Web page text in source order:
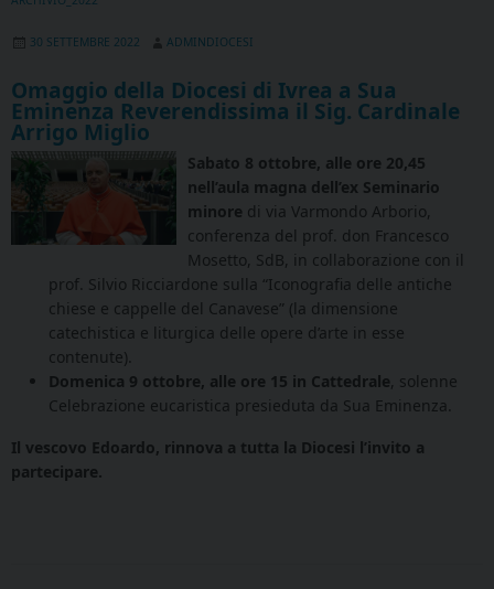
30 SETTEMBRE 2022 ADMINDIOCESI
Omaggio della Diocesi di Ivrea a Sua
Eminenza Reverendissima il Sig. Cardinale
Arrigo Miglio
Sabato 8 ottobre, alle ore 20,45
nell’aula magna dell’ex Seminario
minore di via Varmondo Arborio,
conferenza del prof. don Francesco
Mosetto, SdB, in collaborazione con il
prof. Silvio Ricciardone sulla “Iconografia delle antiche
chiese e cappelle del Canavese” (la dimensione
catechistica e liturgica delle opere d’arte in esse
contenute).
Domenica 9 ottobre, alle ore 15 in Cattedrale, solenne
Celebrazione eucaristica presieduta da Sua Eminenza.
Il vescovo Edoardo, rinnova a tutta la Diocesi l’invito a
partecipare.